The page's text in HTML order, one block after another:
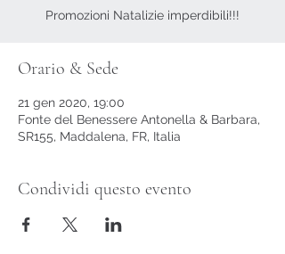
Promozioni Natalizie imperdibili!!!
Orario & Sede
21 gen 2020, 19:00
Fonte del Benessere Antonella & Barbara,
SR155, Maddalena, FR, Italia
Condividi questo evento